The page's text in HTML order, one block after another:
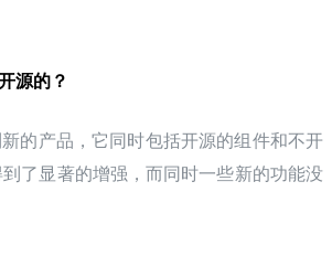
源的？
的产品，它同时包括开源的组件和不开
了显著的增强，而同时一些新的功能没